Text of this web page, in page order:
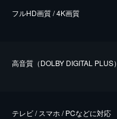
フルHD画質 / 4K画質
⾼⾳質（DOLBY DIGITAL PLUS）
テレビ / スマホ / PCなどに対応